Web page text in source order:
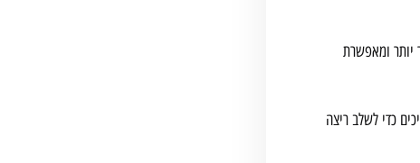
יותר ומאפשרת
כדי לשלב ריצה